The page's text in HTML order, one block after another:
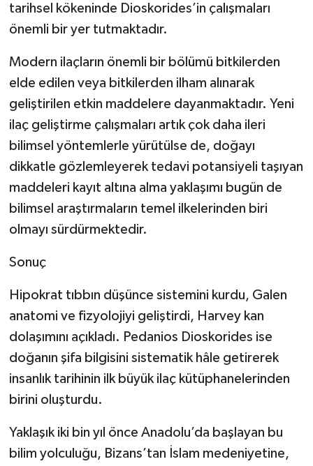
tarihsel kökeninde Dioskorides’in çalışmaları
önemli bir yer tutmaktadır.
Modern ilaçların önemli bir bölümü bitkilerden
elde edilen veya bitkilerden ilham alınarak
geliştirilen etkin maddelere dayanmaktadır. Yeni
ilaç geliştirme çalışmaları artık çok daha ileri
bilimsel yöntemlerle yürütülse de, doğayı
dikkatle gözlemleyerek tedavi potansiyeli taşıyan
maddeleri kayıt altına alma yaklaşımı bugün de
bilimsel araştırmaların temel ilkelerinden biri
olmayı sürdürmektedir.
Sonuç
Hipokrat tıbbın düşünce sistemini kurdu, Galen
anatomi ve fizyolojiyi geliştirdi, Harvey kan
dolaşımını açıkladı. Pedanios Dioskorides ise
doğanın şifa bilgisini sistematik hâle getirerek
insanlık tarihinin ilk büyük ilaç kütüphanelerinden
birini oluşturdu.
Yaklaşık iki bin yıl önce Anadolu’da başlayan bu
bilim yolculuğu, Bizans’tan İslam medeniyetine,